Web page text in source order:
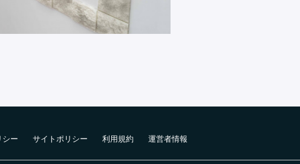
シー サイトポリシー 利用規約 運営者情報